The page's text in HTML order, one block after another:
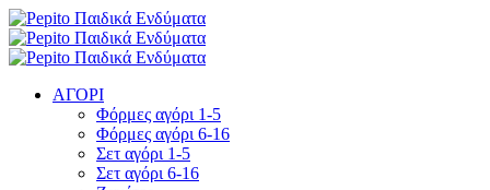
ΑΓΟΡΙ
Φόρμες αγόρι 1-5
Φόρμες αγόρι 6-16
Σετ αγόρι 1-5
Σετ αγόρι 6-16